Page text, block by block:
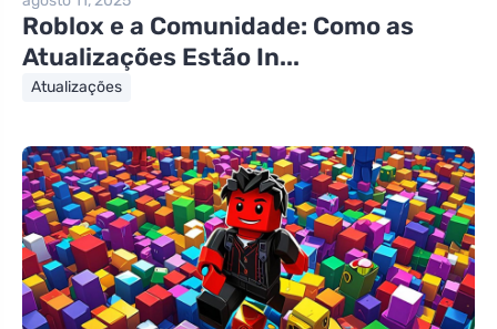
Roblox e a Comunidade: Como as
Atualizações Estão In...
Atualizações